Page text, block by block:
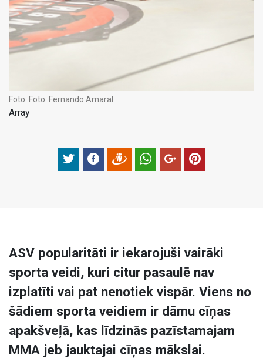
Foto: Foto: Fernando Amaral
Array
ASV popularitāti ir iekarojuši vairāki
sporta veidi, kuri citur pasaulē nav
izplatīti vai pat nenotiek vispār. Viens no
šādiem sporta veidiem ir dāmu cīņas
apakšveļā, kas līdzinās pazīstamajam
MMA jeb jauktajai cīņas mākslai.